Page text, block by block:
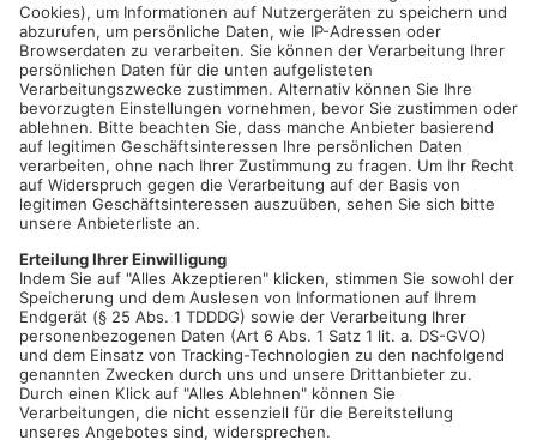
Schaafheim. Zeitgenössischer, moderner Kindertanz – ab
November erlernen Kinder im Alter von vier bis zwölf Jahren
den kreativen Umgang mit Musik und Bewegung in der
Aureliana Dance Company. Tanzlehrerin Eva-Maria Scardicchio
trainiert in altersgerechten Gruppen mittwochs und freitags die
Koordination und Motorik der Nachwuchstänzer*innen.
Gleichermaßen wird die Muskulatur gedehnt und aufgebaut
und die Wahrnehmung von Raum und Musik geschult. Unter
der Leitung der Vollbluttänzerin lernen die Kinder in der großen
Freiheit(Rittersloch 2) sich zu mitreißender Musik in
ausdrucksstarken Choreographien kreativ und tänzerisch zu
entfalten. Wie von selbst werden dabei auch das
Selbstbewusstsein der Tanzzöglinge gestärkt und das Takt-
und Rhythmusgefühl geschult. Doch es wird bei der Aureliana
Dance Company nicht nur beim reinen Trainieren der
Choreografien bleiben. „Die Kinder werden in regelmäßigen
Abständen auch die Möglichkeit haben in liebevollen Shows